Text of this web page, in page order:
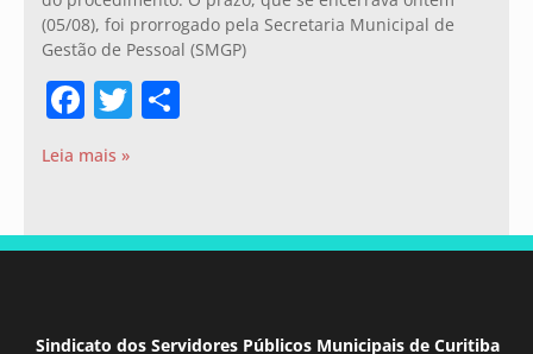
(05/08), foi prorrogado pela Secretaria Municipal de
Gestão de Pessoal (SMGP)
Facebook
Twitter
Leia mais »
Sindicato dos Servidores Públicos Municipais de Curitiba